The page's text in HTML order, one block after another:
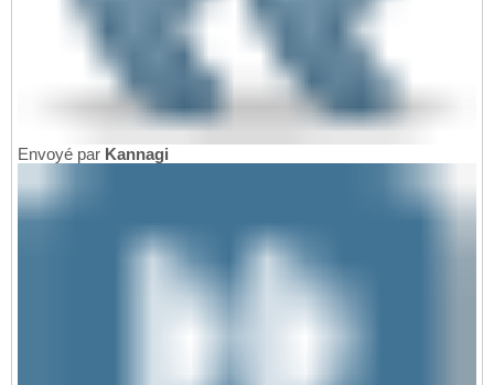
Envoyé par Kannagi